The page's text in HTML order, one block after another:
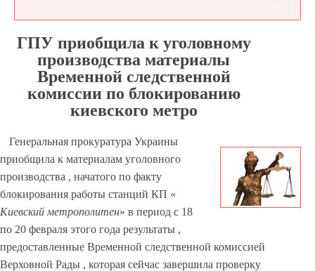
ГПУ приобщила к уголовному
производства материалы
Временной следственной
комиссии по блокированию
киевского метро
Генеральная прокуратура Украины
приобщила к материалам уголовного
производства , начатого по факту
блокирования работы станций КП «
Киевский метрополитен» в период с 18
по 20 февраля этого года результаты ,
предоставленные Временной следственной комиссией
Верховной Рады , которая сейчас завершила проверку